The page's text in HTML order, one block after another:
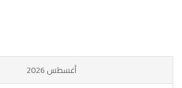
أغسطس 2026